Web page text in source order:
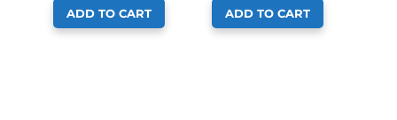
ADD TO CART ADD TO CART